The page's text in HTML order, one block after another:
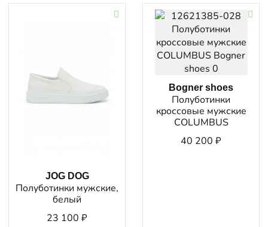
JOG DOG
Полуботинки мужские,
белый
23 100 ₽
Bogner shoes
Полуботинки
кроссовые мужские
COLUMBUS
40 200 ₽